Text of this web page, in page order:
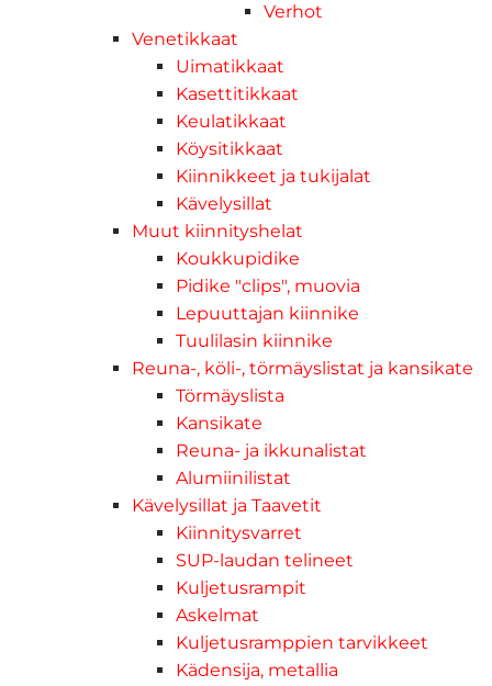
Verhot
Venetikkaat
Uimatikkaat
Kasettitikkaat
Keulatikkaat
Köysitikkaat
Kiinnikkeet ja tukijalat
Kävelysillat
Muut kiinnityshelat
Koukkupidike
Pidike "clips", muovia
Lepuuttajan kiinnike
Tuulilasin kiinnike
Reuna-, köli-, törmäyslistat ja kansikate
Törmäyslista
Kansikate
Reuna- ja ikkunalistat
Alumiinilistat
Kävelysillat ja Taavetit
Kiinnitysvarret
SUP-laudan telineet
Kuljetusrampit
Askelmat
Kuljetusramppien tarvikkeet
Kädensija, metallia